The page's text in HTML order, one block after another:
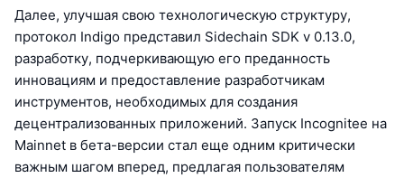
Далее, улучшая свою технологическую структуру,
протокол Indigo представил Sidechain SDK v 0.13.0,
разработку, подчеркивающую его преданность
инновациям и предоставление разработчикам
инструментов, необходимых для создания
децентрализованных приложений. Запуск Incognitee на
Mainnet в бета-версии стал еще одним критически
важным шагом вперед, предлагая пользователям